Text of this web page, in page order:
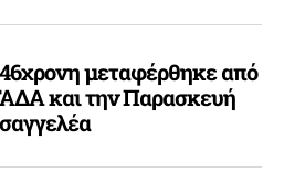
μεταφέρθηκε από
και την Παρασκευή